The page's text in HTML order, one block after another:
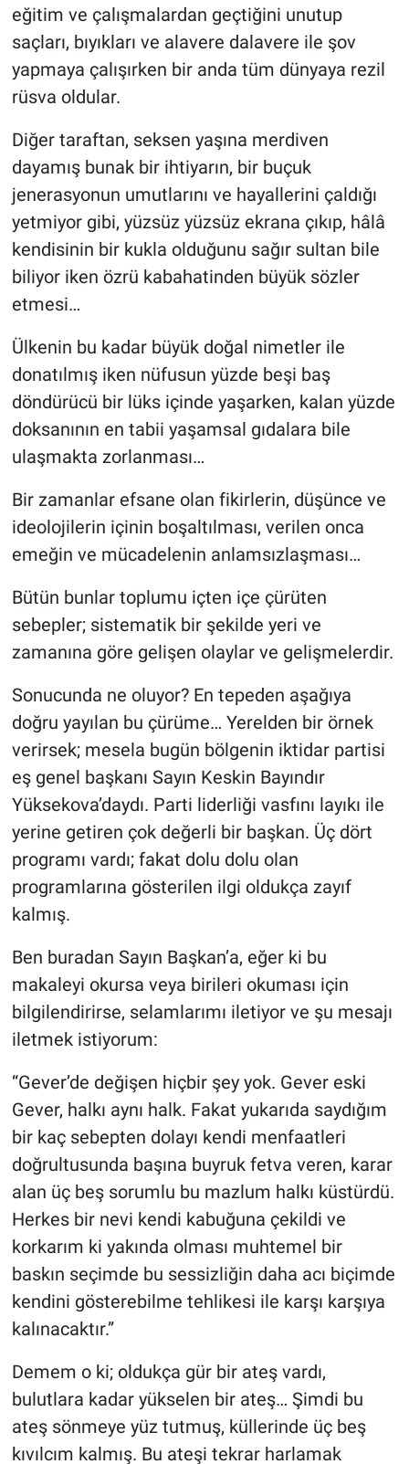
eğitim ve çalışmalardan geçtiğini unutup
saçları, bıyıkları ve alavere dalavere ile şov
yapmaya çalışırken bir anda tüm dünyaya rezil
rüsva oldular.
Diğer taraftan, seksen yaşına merdiven
dayamış bunak bir ihtiyarın, bir buçuk
jenerasyonun umutlarını ve hayallerini çaldığı
yetmiyor gibi, yüzsüz yüzsüz ekrana çıkıp, hâlâ
kendisinin bir kukla olduğunu sağır sultan bile
biliyor iken özrü kabahatinden büyük sözler
etmesi…
Ülkenin bu kadar büyük doğal nimetler ile
donatılmış iken nüfusun yüzde beşi baş
döndürücü bir lüks içinde yaşarken, kalan yüzde
doksanının en tabii yaşamsal gıdalara bile
ulaşmakta zorlanması…
Bir zamanlar efsane olan fikirlerin, düşünce ve
ideolojilerin içinin boşaltılması, verilen onca
emeğin ve mücadelenin anlamsızlaşması…
Bütün bunlar toplumu içten içe çürüten
sebepler; sistematik bir şekilde yeri ve
zamanına göre gelişen olaylar ve gelişmelerdir.
Sonucunda ne oluyor? En tepeden aşağıya
doğru yayılan bu çürüme… Yerelden bir örnek
verirsek; mesela bugün bölgenin iktidar partisi
eş genel başkanı Sayın Keskin Bayındır
Yüksekova’daydı. Parti liderliği vasfını layıkı ile
yerine getiren çok değerli bir başkan. Üç dört
programı vardı; fakat dolu dolu olan
programlarına gösterilen ilgi oldukça zayıf
kalmış.
Ben buradan Sayın Başkan’a, eğer ki bu
makaleyi okursa veya birileri okuması için
bilgilendirirse, selamlarımı iletiyor ve şu mesajı
iletmek istiyorum:
“Gever’de değişen hiçbir şey yok. Gever eski
Gever, halkı aynı halk. Fakat yukarıda saydığım
bir kaç sebepten dolayı kendi menfaatleri
doğrultusunda başına buyruk fetva veren, karar
alan üç beş sorumlu bu mazlum halkı küstürdü.
Herkes bir nevi kendi kabuğuna çekildi ve
korkarım ki yakında olması muhtemel bir
baskın seçimde bu sessizliğin daha acı biçimde
kendini gösterebilme tehlikesi ile karşı karşıya
kalınacaktır.”
Demem o ki; oldukça gür bir ateş vardı,
bulutlara kadar yükselen bir ateş… Şimdi bu
ateş sönmeye yüz tutmuş, küllerinde üç beş
kıvılcım kalmış. Bu ateşi tekrar harlamak